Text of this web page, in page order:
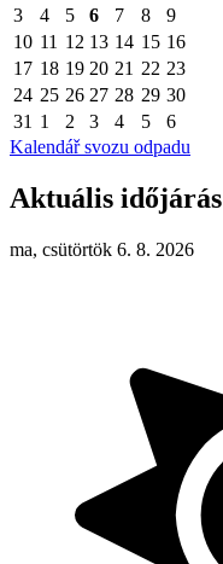
3
4 5 6 7 8
9
10 11 12 13 14 15 16
17 18 19 20 21 22 23
24 25 26 27 28 29 30
31 1 2 3 4 5
6
Kalendář svozu odpadu
Aktuális időjárás
ma, csütörtök 6. 8. 2026